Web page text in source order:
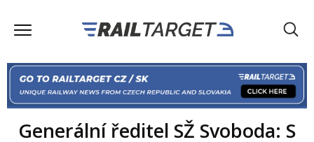
Generální ředitel SŽ Svoboda: S